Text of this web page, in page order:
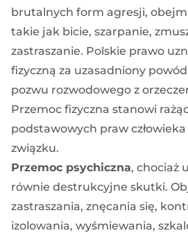
brutalnych form agresji,
takie jak bicie, szarpanie,
zastraszanie. Polskie prawo
fizyczną za uzasadniony
pozwu rozwodowego z
Przemoc fizyczna stanowi
podstawowych praw
związku.
Przemoc psychiczna, chociaż
równie destrukcyjne skutki.
zastraszania, znęcania się,
izolowania, wyśmiewania,